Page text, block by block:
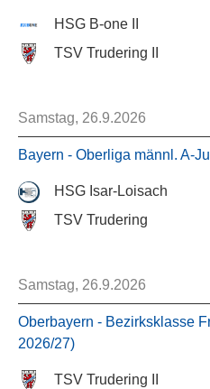
HSG B-one II
TSV Trudering II
Samstag, 26.9.2026
Bayern - Oberliga männl. A-
HSG Isar-Loisach
TSV Trudering
Samstag, 26.9.2026
Oberbayern - Bezirksklasse
2026/27)
TSV Trudering II